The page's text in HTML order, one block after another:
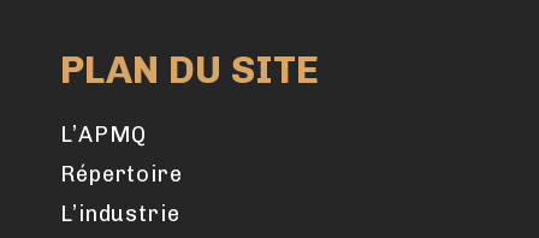
PLAN DU SITE
L’APMQ
Répertoire
L’industrie